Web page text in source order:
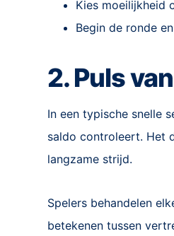
Kies moeilijkheid
Begin de ronde
2. Puls
In een typische snelle
saldo controleert. Het
langzame strijd.
Spelers behandelen
betekenen tussen